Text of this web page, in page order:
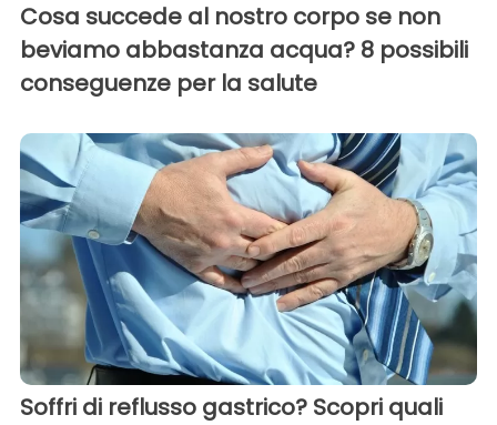
Cosa succede al nostro corpo se non
beviamo abbastanza acqua? 8 possibili
conseguenze per la salute
Soffri di reflusso gastrico? Scopri quali